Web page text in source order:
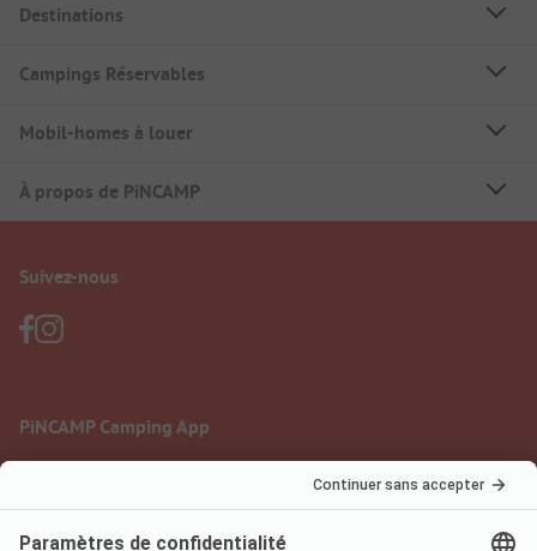
Destinations
Campings Réservables
Mobil-homes à louer
À propos de PiNCAMP
Suivez-nous
PiNCAMP Camping App